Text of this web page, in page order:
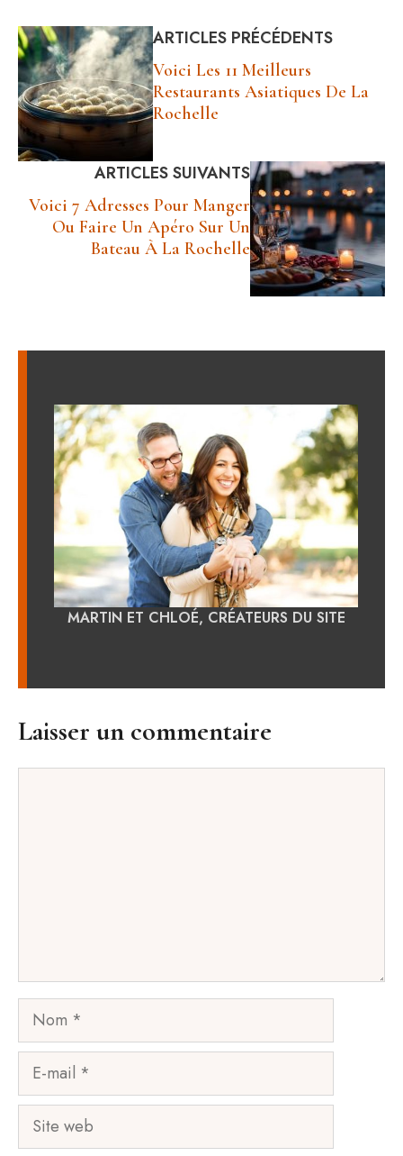
ARTICLES PRÉCÉDENTS
Voici Les 11 Meilleurs
Restaurants Asiatiques De La
Rochelle
ARTICLES SUIVANTS
Voici 7 Adresses Pour Manger
Ou Faire Un Apéro Sur Un
Bateau À La Rochelle
MARTIN ET CHLOÉ, CRÉATEURS DU SITE
Laisser un commentaire
Nom
Site